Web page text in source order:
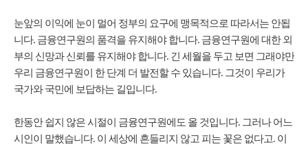
눈앞의 이익에 눈이 멀어 정부의 요구에 맹목적으로 따라서는 안됩
니다. 금융연구원의 품격을 유지해야 합니다. 금융연구원에 대한 외
부의 신망과 신뢰를 유지해야 합니다. 긴 세월을 두고 보면 그래야만
우리 금융연구원이 한 단계 더 발전할 수 있습니다. 그것이 우리가
국가와 국민에 보답하는 길입니다.
한동안 쉽지 않은 시절이 금융연구원에도 올 것입니다. 그러나 어느
시인이 말했습니다. 이 세상에 흔들리지 않고 피는 꽃은 없다고. 이